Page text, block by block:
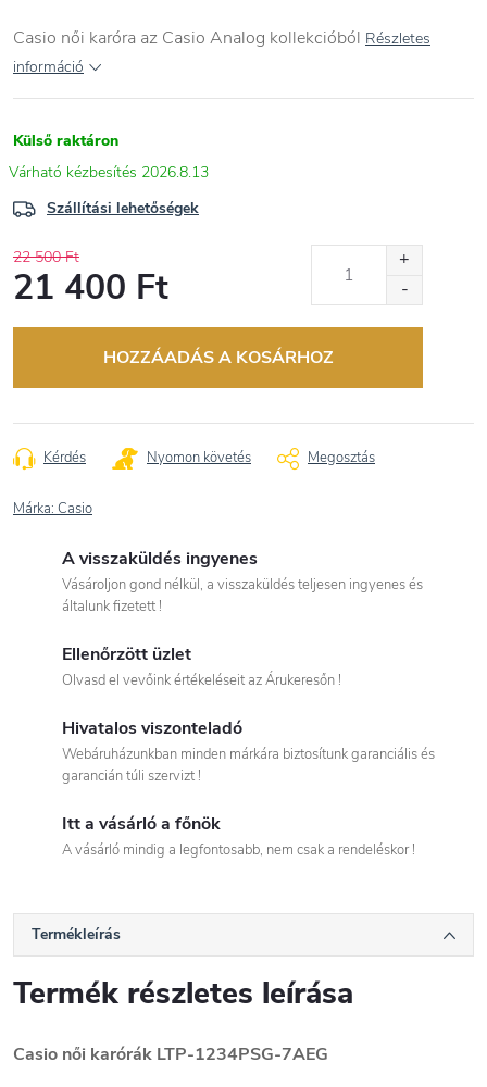
Casio női karóra az Casio Analog kollekcióból Részletes
információ
Külső raktáron
2026.8.13
Szállítási lehetőségek
22 500 Ft
21 400 Ft
HOZZÁADÁS A KOSÁRHOZ
Kérdés Nyomon követés Megosztás
Márka: Casio
A visszaküldés ingyenes
Vásároljon gond nélkül, a visszaküldés teljesen ingyenes és
általunk fizetett !
Ellenőrzött üzlet
Olvasd el vevőink értékeléseit az Árukeresőn !
Hivatalos viszonteladó
Webáruházunkban minden márkára biztosítunk garanciális és
garancián túli szervizt !
Itt a vásárló a főnök
A vásárló mindig a legfontosabb, nem csak a rendeléskor !
Termékleírás
Termék részletes leírása
Casio női karórák LTP-1234PSG-7AEG